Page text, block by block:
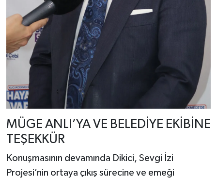
MÜGE ANLI’YA VE BELEDİYE EKİBİNE
TEŞEKKÜR
Konuşmasının devamında Dikici, Sevgi İzi
Projesi’nin ortaya çıkış sürecine ve emeği